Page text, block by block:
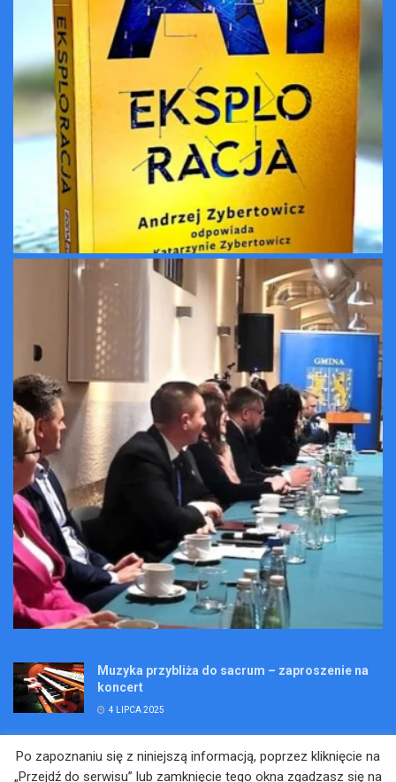
Muzyka przybliża do sacrum – zaproszenie na
koncert
4 LIPCA 2025
Kopalniane Ekspedycje
Po zapoznaniu się z niniejszą informacją, poprzez kliknięcie na
„Przejdź do serwisu” lub zamknięcie tego okna zgadzasz się na